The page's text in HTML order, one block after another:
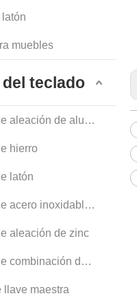
latón
muebles
teclado
Candado de aleación de aluminio
hierro
latón
Candado de acero inoxidable y acero
aleación de zinc
Candado de combinación de equipaje y candado de cadena
llave maestra